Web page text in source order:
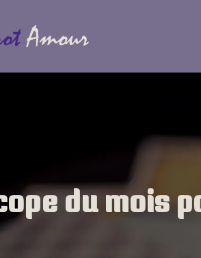
du mois